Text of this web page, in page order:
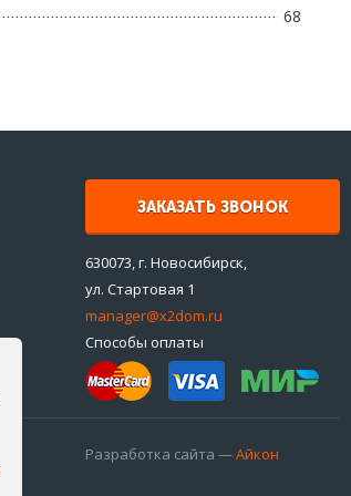
68
ЗАКАЗАТЬ ЗВОНОК
630073, г. Новосибирск,
ул. Стартовая 1
manager@x2dom.ru
Способы оплаты
Разработка сайта —Айкон